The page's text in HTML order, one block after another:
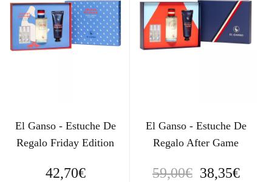
El Ganso - Estuche De
Regalo Friday Edition
42,70€
El Ganso - Estuche De
Regalo After Game
59,00€ E
38,35€E